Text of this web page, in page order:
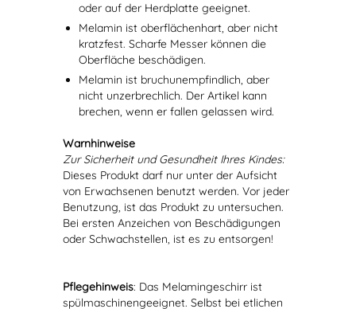
oder auf der Herdplatte geeignet.
Melamin ist oberflächenhart, aber nicht
kratzfest. Scharfe Messer können die
Oberfläche beschädigen.
Melamin ist bruchunempfindlich, aber
nicht unzerbrechlich. Der Artikel kann
brechen, wenn er fallen gelassen wird.
Warnhinweise
Zur Sicherheit und Gesundheit Ihres Kindes:
Dieses Produkt darf nur unter der Aufsicht
von Erwachsenen benutzt werden. Vor jeder
Benutzung, ist das Produkt zu untersuchen.
Bei ersten Anzeichen von Beschädigungen
oder Schwachstellen, ist es zu entsorgen!
Pflegehinweis: Das Melamingeschirr ist
spülmaschinengeeignet. Selbst bei etlichen